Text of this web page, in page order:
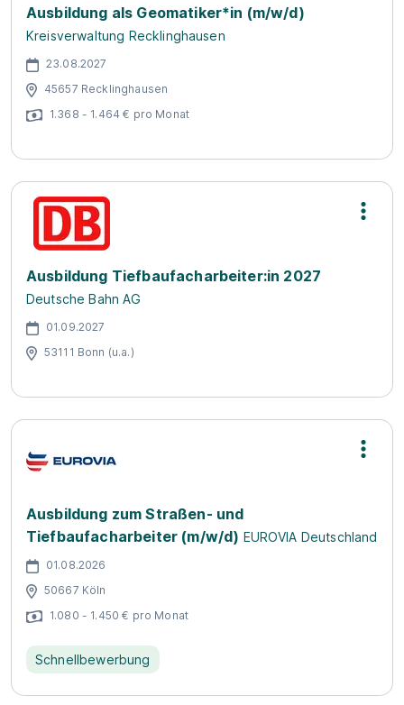
Ausbildung als Geomatiker*in (m/w/d)
Kreisverwaltung Recklinghausen
23.08.2027
45657 Recklinghausen
1.368 - 1.464 € pro Monat
Ausbildung Tiefbaufacharbeiter:in 2027
Deutsche Bahn AG
01.09.2027
53111 Bonn (u.a.)
Ausbildung zum Straßen- und
Tiefbaufacharbeiter (m/w/d) EUROVIA Deutschland
01.08.2026
50667 Köln
1.080 - 1.450 € pro Monat
Schnellbewerbung